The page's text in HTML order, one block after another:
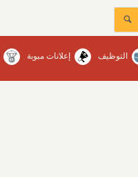
التوظيف إعلانات مبوبة